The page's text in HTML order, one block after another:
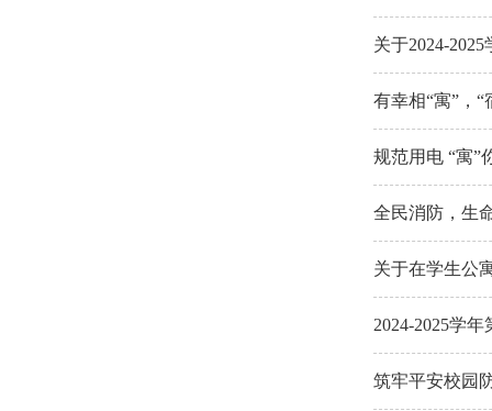
关于2024-
有幸相“寓”，“
规范用电 “寓
全民消防，生
关于在学生公
2024-2025学
筑牢平安校园